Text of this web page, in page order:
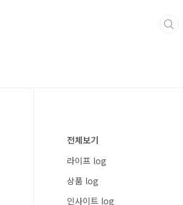
전체보기
라이프 log
상품 log
인사이트 log